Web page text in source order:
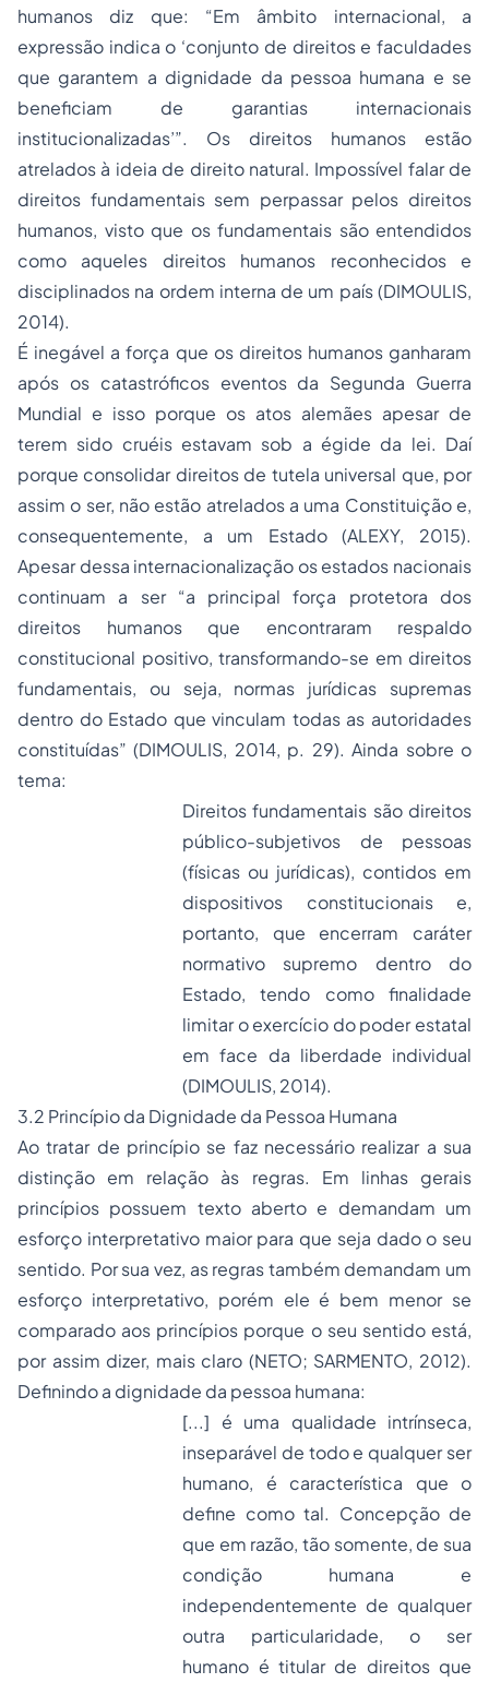
humanos diz que: “Em âmbito internacional, a
expressão indica o ‘conjunto de direitos e faculdades
que garantem a dignidade da pessoa humana e se
beneficiam de garantias internacionais
institucionalizadas’”. Os direitos humanos estão
atrelados à ideia de direito natural. Impossível falar de
direitos fundamentais sem perpassar pelos direitos
humanos, visto que os fundamentais são entendidos
como aqueles direitos humanos reconhecidos e
disciplinados na ordem interna de um país (DIMOULIS,
2014).
É inegável a força que os direitos humanos ganharam
após os catastróficos eventos da Segunda Guerra
Mundial e isso porque os atos alemães apesar de
terem sido cruéis estavam sob a égide da lei. Daí
porque consolidar direitos de tutela universal que, por
assim o ser, não estão atrelados a uma Constituição e,
consequentemente, a um Estado (ALEXY, 2015).
Apesar dessa internacionalização os estados nacionais
continuam a ser “a principal força protetora dos
direitos humanos que encontraram respaldo
constitucional positivo, transformando-se em direitos
fundamentais, ou seja, normas jurídicas supremas
dentro do Estado que vinculam todas as autoridades
constituídas” (DIMOULIS, 2014, p. 29). Ainda sobre o
tema:
Direitos fundamentais são direitos
público-subjetivos de pessoas
(físicas ou jurídicas), contidos em
dispositivos constitucionais e,
portanto, que encerram caráter
normativo supremo dentro do
Estado, tendo como finalidade
limitar o exercício do poder estatal
em face da liberdade individual
(DIMOULIS, 2014).
3.2 Princípio da Dignidade da Pessoa Humana
Ao tratar de princípio se faz necessário realizar a sua
distinção em relação às regras. Em linhas gerais
princípios possuem texto aberto e demandam um
esforço interpretativo maior para que seja dado o seu
sentido. Por sua vez, as regras também demandam um
esforço interpretativo, porém ele é bem menor se
comparado aos princípios porque o seu sentido está,
por assim dizer, mais claro (NETO; SARMENTO, 2012).
Definindo a dignidade da pessoa humana:
[...] é uma qualidade intrínseca,
inseparável de todo e qualquer ser
humano, é característica que o
define como tal. Concepção de
que em razão, tão somente, de sua
condição humana e
independentemente de qualquer
outra particularidade, o ser
humano é titular de direitos que